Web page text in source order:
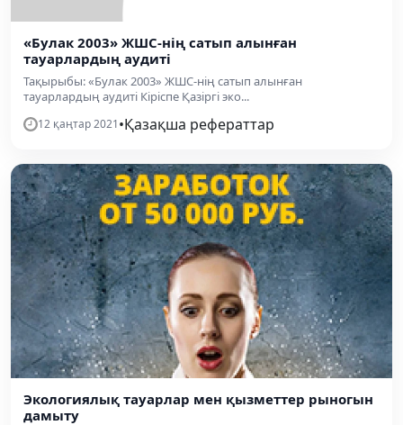
«Булак 2003» ЖШС-нің сатып алынған
тауарлардың аудиті
Тақырыбы: «Булак 2003» ЖШС-нің сатып алынған
тауарлардың аудиті Кіріспе Қазіргі эко...
12 қаңтар 2021•Қазақша рефераттар
Экологиялық тауарлар мен қызметтер рыногын
дамыту